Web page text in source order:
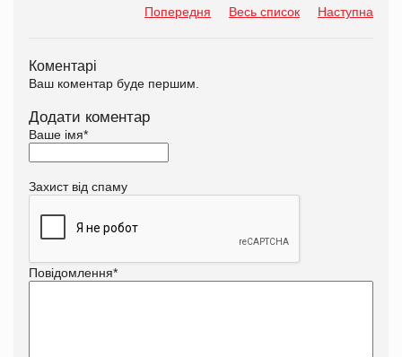
Попередня Весь список Наступна
Коментарі
Ваш коментар буде першим.
Додати коментар
Ваше імя*
Захист від спаму
Повідомлення*